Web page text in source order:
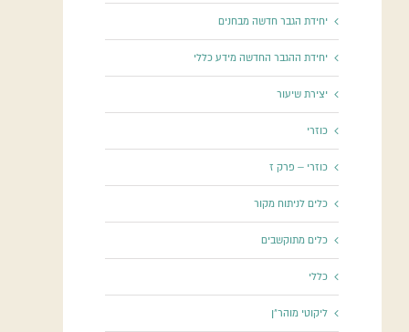
יחידת הגבר חדשה מבחנים
יחידת ההגבר החדשה מידע כללי
יצירת שיעור
כוזרי
כוזרי – פרק ז
כלים לניתוח מקור
כלים מתוקשבים
כללי
ליקוטי מוהר"ן